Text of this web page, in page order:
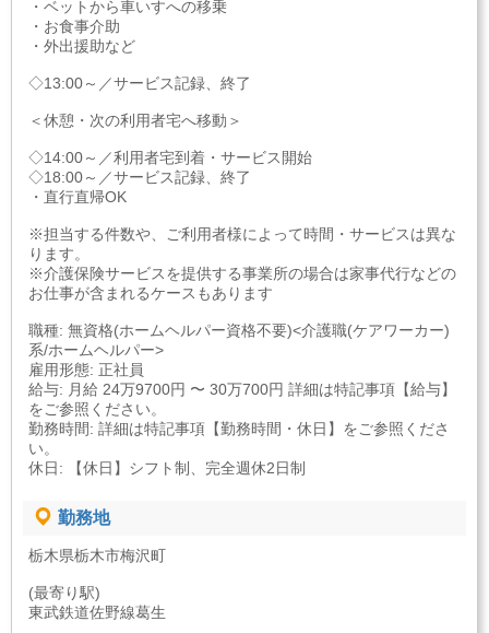
・ベットから車いすへの移乗
・お食事介助
・外出援助など
◇13:00～／サービス記録、終了
＜休憩・次の利用者宅へ移動＞
◇14:00～／利用者宅到着・サービス開始
◇18:00～／サービス記録、終了
・直行直帰OK
※担当する件数や、ご利用者様によって時間・サービスは異な
ります。
※介護保険サービスを提供する事業所の場合は家事代行などの
お仕事が含まれるケースもあります
職種: 無資格(ホームヘルパー資格不要)<介護職(ケアワーカー)
系/ホームヘルパー>
雇用形態: 正社員
給与: 月給 24万9700円 〜 30万700円 詳細は特記事項【給与】
をご参照ください。
勤務時間: 詳細は特記事項【勤務時間・休日】をご参照くださ
い。
休日: 【休日】シフト制、完全週休2日制
勤務地
栃木県栃木市梅沢町
(最寄り駅)
東武鉄道佐野線葛生